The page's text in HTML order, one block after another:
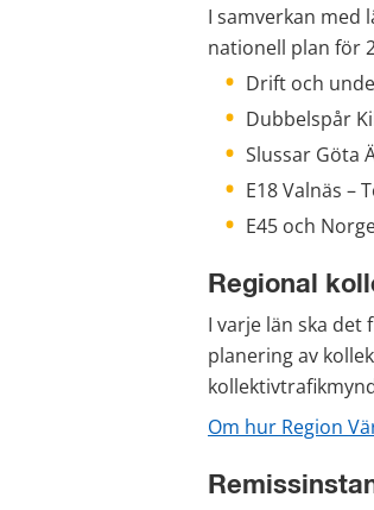
I samverkan med
nationell plan för
Drift och
Dubbelspår
Slussar Göta
E18 Valnäs –
E45 och
Regional
I varje län ska
planering av
Om hur Region